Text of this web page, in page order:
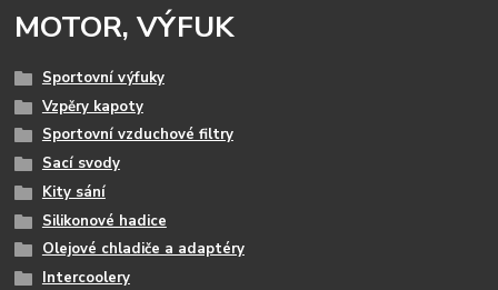
MOTOR, VÝFUK
Sportovní výfuky
Vzpěry kapoty
Sportovní vzduchové filtry
Sací svody
Kity sání
Silikonové hadice
Olejové chladiče a adaptéry
Intercoolery